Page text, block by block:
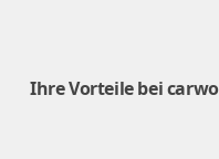
Ihre Vorteile bei